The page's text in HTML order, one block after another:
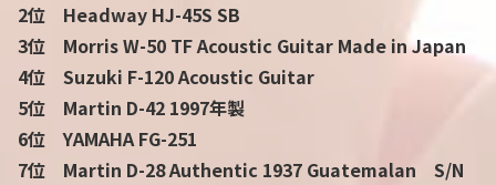
2位 Headway HJ-45S SB
3位 Morris W-50 TF Acoustic Guitar Made in Japan
4位 Suzuki F-120 Acoustic Guitar
5位 Martin D-42 1997年製
6位 YAMAHA FG-251
7位 Martin D-28 Authentic 1937 Guatemalan S/N